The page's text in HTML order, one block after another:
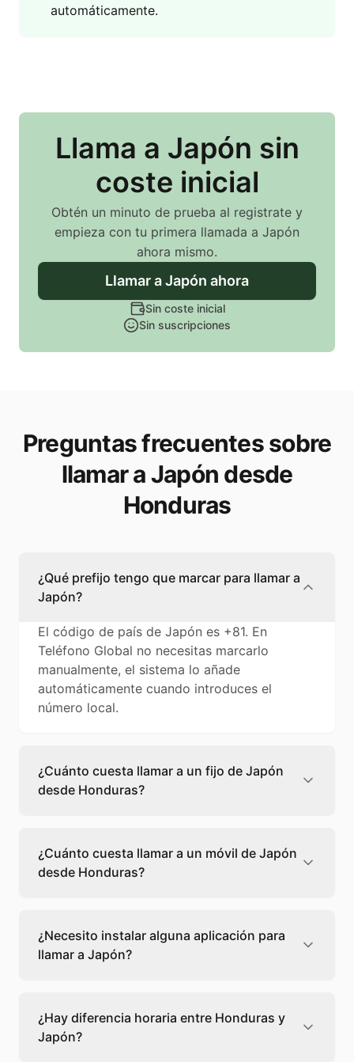
automáticamente.
Llama a Japón sin
coste inicial
Obtén un minuto de prueba al registrate y
empieza con tu primera llamada a Japón
ahora mismo.
Llamara Japón ahora
Sin coste inicial
Sin suscripciones
Preguntas frecuentes sobre
llamar a Japón desde
Honduras
¿Qué prefijo tengo que marcar para llamar a
Japón?
El código de país de Japón es +81. En
Teléfono Global no necesitas marcarlo
manualmente, el sistema lo añade
automáticamente cuando introduces el
número local.
¿Cuánto cuesta llamar a un fijo de Japón
desde Honduras?
cuesta 0,08 €/min con Teléfono Global. Verás
el precio exacto antes de marcar para que
sepas qué vas a gastar.
¿Cuánto cuesta llamar a un móvil de Japón
desde Honduras?
cuesta 0,10 €/min con Teléfono Global. Pagas
solo los minutos que hablas, sin cuotas ni
permanencia.
¿Necesito instalar alguna aplicación para
llamar a Japón?
desde tu navegador web. Solo necesitas una
conexión a internet y podrás llamar
directamente a Japón.
¿Hay diferencia horaria entre Honduras y
Japón?